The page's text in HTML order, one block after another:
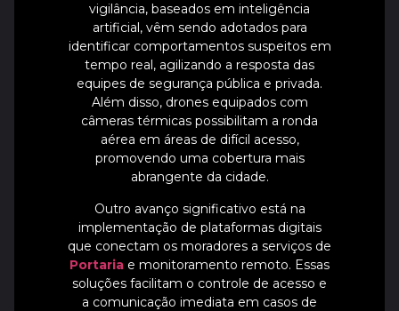
vigilância, baseados em inteligência
artificial, vêm sendo adotados para
identificar comportamentos suspeitos em
tempo real, agilizando a resposta das
equipes de segurança pública e privada.
Além disso, drones equipados com
câmeras térmicas possibilitam a ronda
aérea em áreas de difícil acesso,
promovendo uma cobertura mais
abrangente da cidade.
Outro avanço significativo está na
implementação de plataformas digitais
que conectam os moradores a serviços de
Portaria e monitoramento remoto. Essas
soluções facilitam o controle de acesso e
a comunicação imediata em casos de